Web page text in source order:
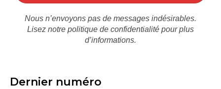
Nous n’envoyons pas de messages indésirables.
Lisez notre politique de confidentialité pour plus
d’informations.
Dernier numéro